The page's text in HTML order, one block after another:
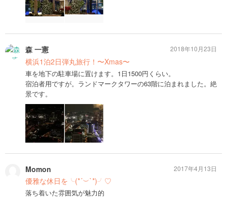
森 一憲
横浜1泊2日弾丸旅行！〜Xmas〜
車を地下の駐車場に置けます。1日1500円くらい。
宿泊者用ですが。ランドマークタワーの63階に泊まれました。絶
景です。
2018年10月23日
Momon
優雅な休日を╰(*´︶`*)╯♡
落ち着いた雰囲気が魅力的
2017年4月13日